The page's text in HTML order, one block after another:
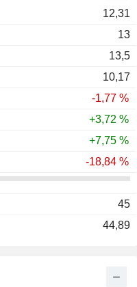
12,31
13
13,5
10,17
-1,77 %
+3,72 %
+7,75 %
-18,84 %
45
44,89